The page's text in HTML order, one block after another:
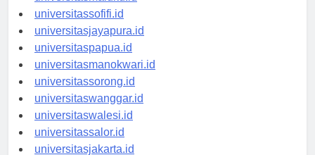
universitasmaluku.id
universitassofifi.id
universitasjayapura.id
universitaspapua.id
universitasmanokwari.id
universitassorong.id
universitaswanggar.id
universitaswalesi.id
universitassalor.id